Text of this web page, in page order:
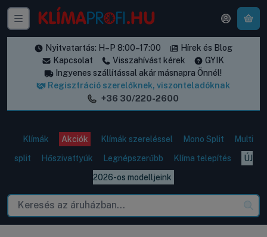
Nyitvatartás: H–P 8:00–17:00
Hírek és Blog
Kapcsolat
Visszahívást kérek
GYIK
Ingyenes szállítással akár másnapra Önnél!
Regisztráció szerelőknek, viszonteladóknak
+36 30/220-2600
Klímák Akciók Klímák szereléssel Mono Split
Multi
split
Hőszivattyúk Legnépszerűbb Klíma telepítés
ÚJ
2026-os modelljeink